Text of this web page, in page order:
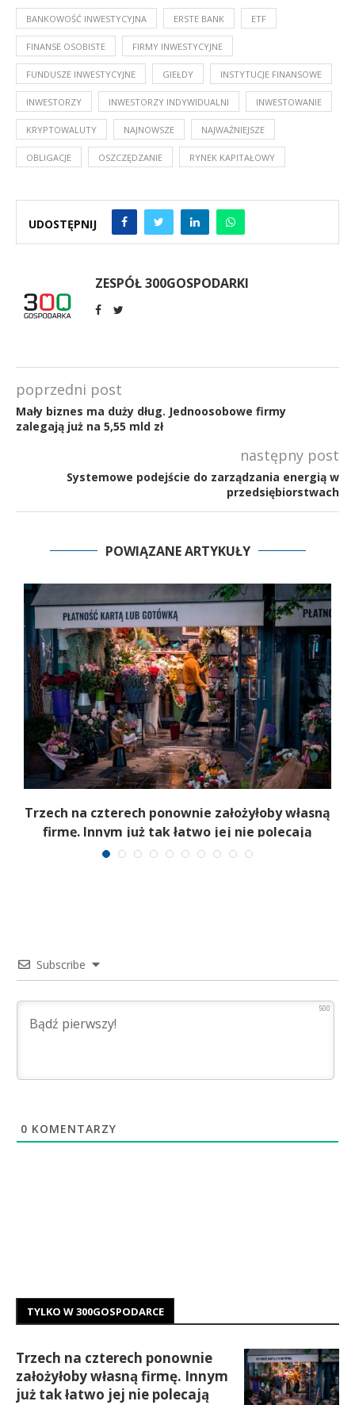
BANKOWOŚĆ INWESTYCYJNA ERSTE BANK ETF
FINANSE OSOBISTE FIRMY INWESTYCYJNE
FUNDUSZE INWESTYCYJNE GIEŁDY INSTYTUCJE FINANSOWE
INWESTORZY INWESTORZY INDYWIDUALNI INWESTOWANIE
KRYPTOWALUTY NAJNOWSZE NAJWAŻNIEJSZE
OBLIGACJE OSZCZĘDZANIE RYNEK KAPITAŁOWY
UDOSTĘPNIJ
ZESPÓŁ 300GOSPODARKI
poprzedni post
Mały biznes ma duży dług. Jednoosobowe firmy
zalegają już na 5,55 mld zł
następny post
Systemowe podejście do zarządzania energią w
przedsiębiorstwach
POWIĄZANE ARTYKUŁY
Trzech na czterech ponownie założyłoby własną
firmę. Innym już tak łatwo jej nie polecają
Subscribe
500
0 KOMENTARZY
TYLKO W 300GOSPODARCE
Trzech na czterech ponownie
założyłoby własną firmę. Innym
już tak łatwo jej nie polecają